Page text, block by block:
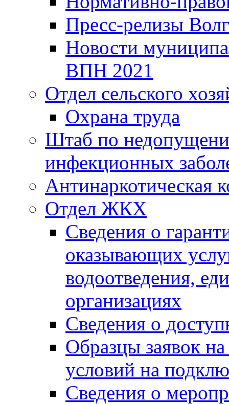
Пресс-релизы
Новости
ВПН 2021
Отдел сельского
Охрана труда
Штаб по
инфекционных
Антинаркотическая
Отдел ЖКХ
Сведения о
оказывающих
водоотведения,
организациях
Сведения о
Образцы заявок
условий на
Сведения о